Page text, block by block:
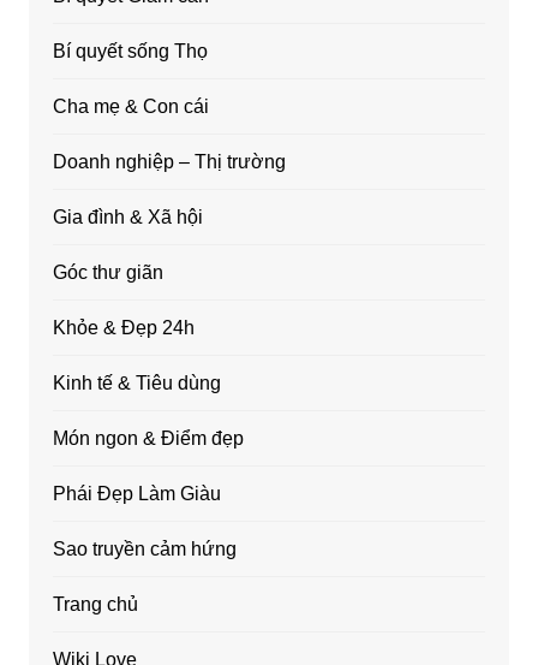
Bí quyết sống Thọ
Cha mẹ & Con cái
Doanh nghiệp – Thị trường
Gia đình & Xã hội
Góc thư giãn
Khỏe & Đẹp 24h
Kinh tế & Tiêu dùng
Món ngon & Điểm đẹp
Phái Đẹp Làm Giàu
Sao truyền cảm hứng
Trang chủ
Wiki Love